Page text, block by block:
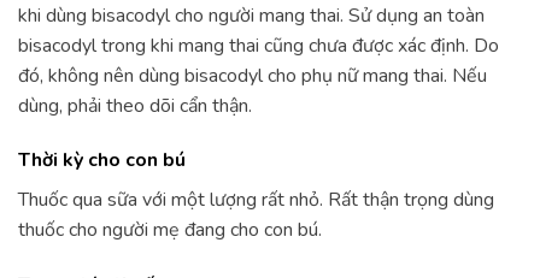
khi dùng bisacodyl cho người mang thai. Sử dụng an toàn
bisacodyl trong khi mang thai cũng chưa được xác định. Do
đó, không nên dùng bisacodyl cho phụ nữ mang thai. Nếu
dùng, phải theo dõi cẩn thận.
Thời kỳ cho con bú
Thuốc qua sữa với một lượng rất nhỏ. Rất thận trọng dùng
thuốc cho người mẹ đang cho con bú.